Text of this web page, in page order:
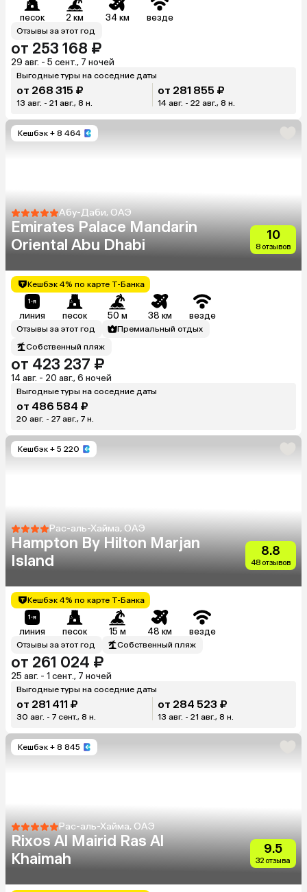
песок 2 км 34 км везде
Отзывы за этот год
от 253 168 ₽
29 авг. - 5 сент., 7 ночей
Выгодные туры на соседние даты
от 268 315 ₽
13 авг. - 21 авг., 8 н.
от 281 855 ₽
14 авг. - 22 авг., 8 н.
Кешбэк + 8 464
Абу-Даби, ОАЭ
Emirates Palace Mandarin
Oriental Abu Dhabi
10
8 отзывов
Кешбэк 4% по карте Т-Банка
линия песок 50 м 38 км везде
Отзывы за этот год
Премиальный отдых
Собственный пляж
от 423 237 ₽
14 авг. - 20 авг., 6 ночей
Выгодные туры на соседние даты
от 486 584 ₽
20 авг. - 27 авг., 7 н.
Кешбэк + 5 220
Рас-аль-Хайма, ОАЭ
Hampton By Hilton Marjan
Island
8.8
48 отзывов
Кешбэк 4% по карте Т-Банка
линия песок 15 м 48 км везде
Отзывы за этот год Собственный пляж
от 261 024 ₽
25 авг. - 1 сент., 7 ночей
Выгодные туры на соседние даты
от 281 411 ₽
30 авг. - 7 сент., 8 н.
от 284 523 ₽
13 авг. - 21 авг., 8 н.
Кешбэк + 8 845
Рас-аль-Хайма, ОАЭ
Rixos Al Mairid Ras Al
Khaimah
9.5
32 отзыва